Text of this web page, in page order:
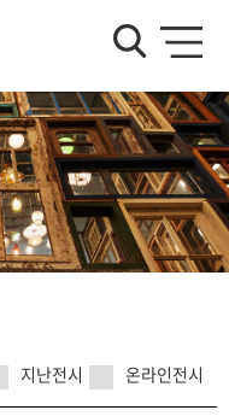
지난전시 온라인전시